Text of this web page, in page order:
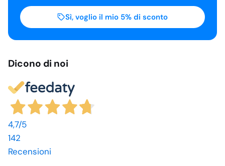
Dicono di noi
4,7/5
142
Recensioni
Sì, voglio il mio 5% di sconto